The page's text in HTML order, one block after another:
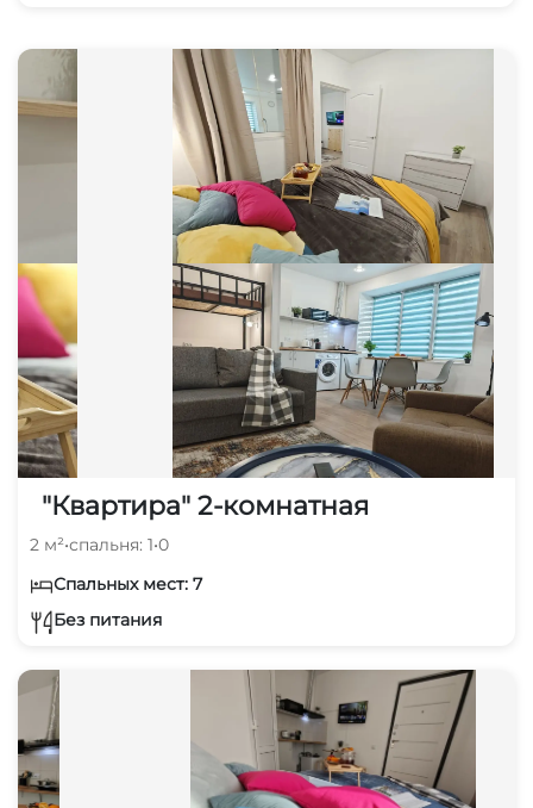
"Квартира" 2-комнатная
2 м²•спальня: 1•0
Спальных мест: 7
Без питания